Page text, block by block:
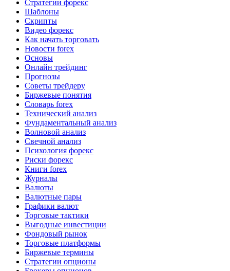
Стратегии форекс
Шаблоны
Скрипты
Видео форекс
Как начать торговать
Новости forex
Основы
Онлайн трейдинг
Прогнозы
Советы трейдеру
Биржевые понятия
Словарь forex
Технический анализ
Фундаментальный анализ
Волновой анализ
Свечной анализ
Психология форекс
Риски форекс
Книги forex
Журналы
Валюты
Валютные пары
Графики валют
Торговые тактики
Выгодные инвестиции
Фондовый рынок
Торговые платформы
Биржевые термины
Стратегии опционы